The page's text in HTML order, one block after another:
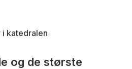
og de største